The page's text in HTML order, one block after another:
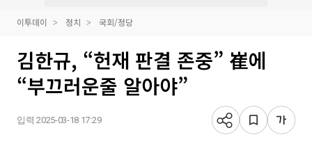
이투데이 정치 국회/정당
김한규, “헌재 판결 존중” 崔에
“부끄러운줄 알아야”
입력 2025-03-18 17:29